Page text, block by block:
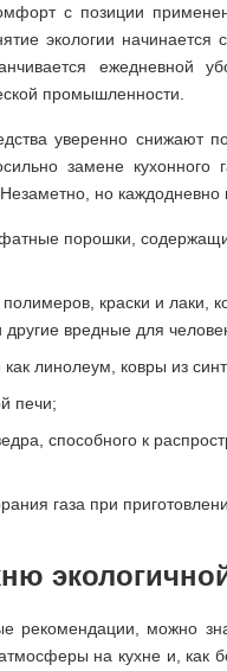
с позиции
экологии начинается
ежедневной
промышленности.
уверенно снижают
замене кухонного
но каждодневно
порошки,
краски и лаки,
вредные для
линолеум, ковры из
печи;
способного к
газа при
рекомендации, можно
на кухне и, как